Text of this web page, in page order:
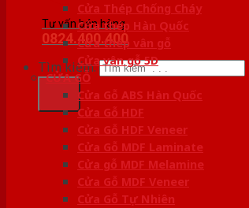
Tư vấn bán hàng
0824.400.400
Tìm kiếm:
Cửa Thép Chống Cháy
Cửa thép Hàn Quốc
Cửa thép vân gỗ
Cửa vân gỗ 5D
CỬA GỖ
Cửa Gỗ ABS Hàn Quốc
Cửa Gỗ HDF
Cửa Gỗ HDF Veneer
Cửa Gỗ MDF Laminate
Cửa gỗ MDF Melamine
Cửa Gỗ MDF Veneer
Cửa Gỗ Tự Nhiên